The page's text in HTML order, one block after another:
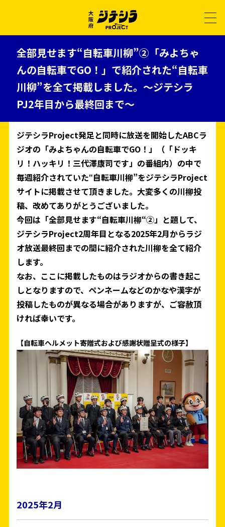
全部見せます“自転車川柳”② 「みよちゃ
んの自転車でGO！」で紹介された“自転車
川柳”を全て掲載しました。 ～ジテシラ
PJ2年目から最終回まで～
ジテシラProject発足と同時に放送を開始したABCラ
ジオの「みよちゃんの自転車でGO！」（「ドッキ
リ！ハッキリ！三代澤康司です」の番組内）の中で
毎週紹介されていた‟自転車川柳”をジテシラProject
サイトに掲載させて頂きました。大変多くの川柳投
稿、改めてありがとうございました。
今回は「全部見せます“自転車川柳“②」と題して、
ジテシラProject2周年目となる2025年2月からラジ
オ放送最終回までの間に紹介された川柳を全て紹介
します。
なお、ここに掲載したものはラジオからの書き起こ
しとなりますので、ペンネームなどのかなや漢字が
投稿したものが異なる場合がありますが、ご容赦頂
ければ幸いです。
【自転車ヘルメット寄贈式および感謝状贈呈式の様子】
2025年2月